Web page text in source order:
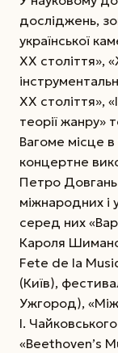
досліджень,
української
ХХ століття»,
ХХ століття»,
теорії жанру»
Вагоме місце
концертне
Петро
міжнародних і
серед них
Кароля
Fete de la
(Київ),
Ужгород),
І.
«Beethoven’s